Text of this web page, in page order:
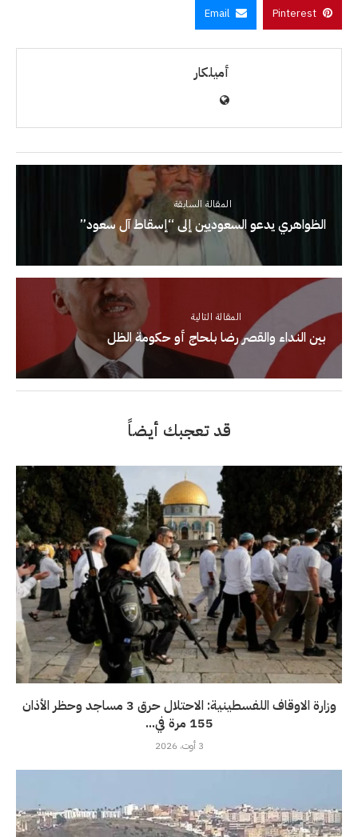
Pinterest
Email
أميلكار
المقالة السابقة
الظواهري يدعو السعوديين إلى “إسقاط آل سعود”
المقالة التالية
بين النداء والقصر رضا بلحاج أو حكومة الظل
قد تعجبك أيضاً
وزارة الاوقاف اللفسطينية: الاحتلال حرق 3 مساجد وحظر الأذان
155 مرة في...
3 أوت، 2026